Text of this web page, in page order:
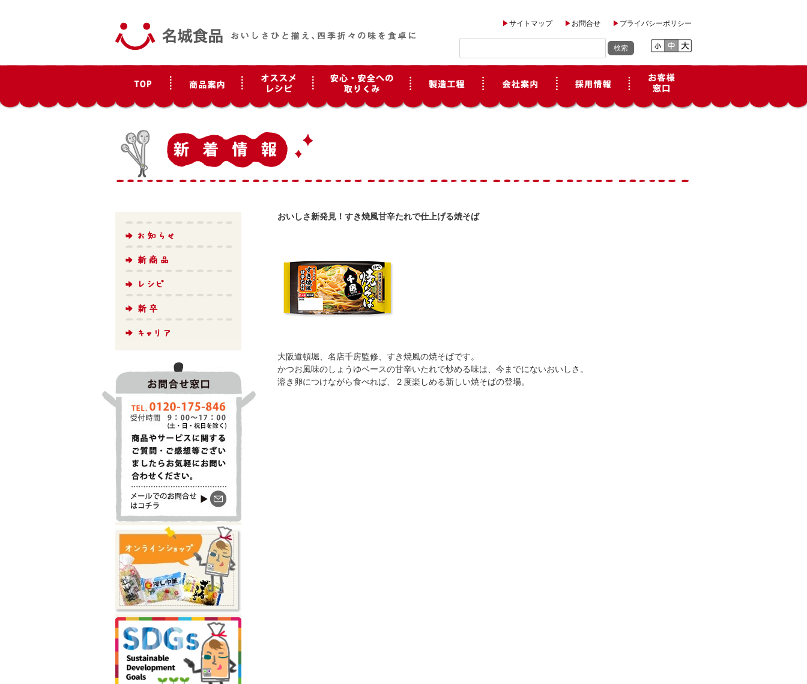
サイトマップ お問合せ プライバシーポリシー
おいしさ新発見！すき焼風甘辛たれで仕上げる焼そば
大阪道頓堀、名店千房監修、すき焼風の焼そばです。
かつお風味のしょうゆベースの甘辛いたれで炒める味は、今までにないおいしさ。
溶き卵につけながら食べれば、２度楽しめる新しい焼そばの登場。